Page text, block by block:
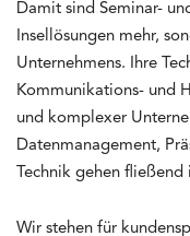
Damit sind Seminar-
Insellösungen mehr,
Unternehmens. Ihre
Kommunikations- und
und komplexer
Datenmanagement,
Technik gehen fließend
Wir stehen für